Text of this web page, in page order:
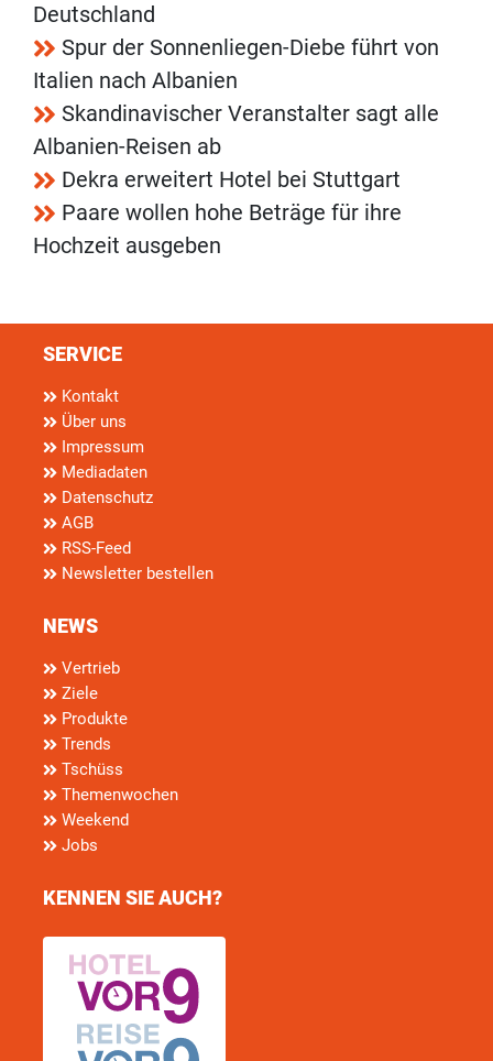
Deutschland
Spur der Sonnenliegen-Diebe führt von
Italien nach Albanien
Skandinavischer Veranstalter sagt alle
Albanien-Reisen ab
Dekra erweitert Hotel bei Stuttgart
Paare wollen hohe Beträge für ihre
Hochzeit ausgeben
SERVICE
Kontakt
Über uns
Impressum
Mediadaten
Datenschutz
AGB
RSS-Feed
Newsletter bestellen
NEWS
Vertrieb
Ziele
Produkte
Trends
Tschüss
Themenwochen
Weekend
Jobs
KENNEN SIE AUCH?